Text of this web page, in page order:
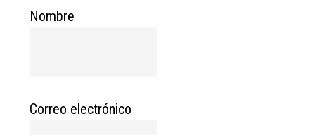
Nombre
Correo electrónico